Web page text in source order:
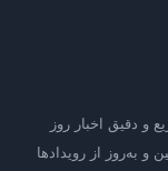
و دقیق اخبار روز
به‌روز از رویدادها